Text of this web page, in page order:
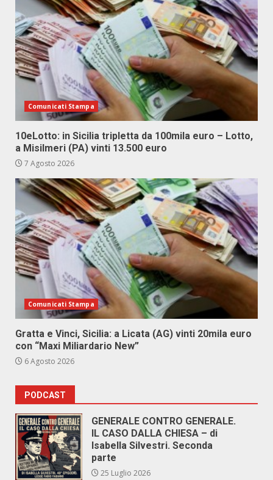
Comunicati Stampa
10eLotto: in Sicilia tripletta da 100mila euro – Lotto,
a Misilmeri (PA) vinti 13.500 euro
7 Agosto 2026
Comunicati Stampa
Gratta e Vinci, Sicilia: a Licata (AG) vinti 20mila euro
con “Maxi Miliardario New”
6 Agosto 2026
PODCAST
GENERALE CONTRO GENERALE.
IL CASO DALLA CHIESA – di
Isabella Silvestri. Seconda
parte
25 Luglio 2026